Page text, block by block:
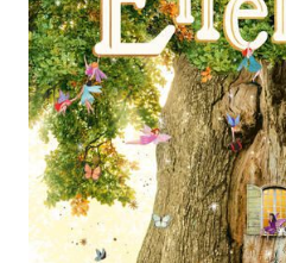
Für Kinder ab 4
VonGabby Dawnay,Lars
Verlag: Prestel
Buch
Hardcover